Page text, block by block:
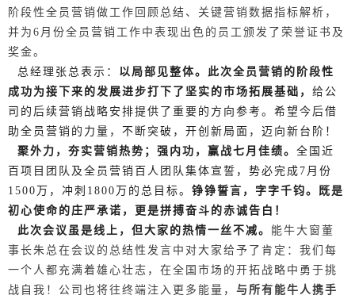
阶段性全员营销做工作回顾总结、关键营销数据指标解析，
并为6月份全员营销工作中表现出色的员工颁发了荣誉证书及
奖金。
总经理张总表示： 以局部见整体。此次全员营销的阶段性
成功为接下来的发展进步打下了坚实的市场拓展基础， 给公
司的后续营销战略安排提供了重要的方向参考。希望今后借
助全员营销的力量，不断突破，开创新局面，迈向新台阶！
聚外力，夯实营销热势；强内功，赢战七月佳绩。 全国近
百项目团队及全员营销百人团队集体宣誓，势必完成7月份
1500万，冲刺1800万的总目标。 铮铮誓言，字字千钧。既是
初心使命的庄严承诺，更是拼搏奋斗的赤诚告白！
此次会议虽是线上，但大家的热情一丝不减。 能牛大窗董
事长朱总在会议的总结性发言中对大家给予了肯定： 我们每
一个人都充满着雄心壮志，在全国市场的开拓战略中勇于挑
战自我！公司也将往终端注入更多能量， 与所有能牛人携手